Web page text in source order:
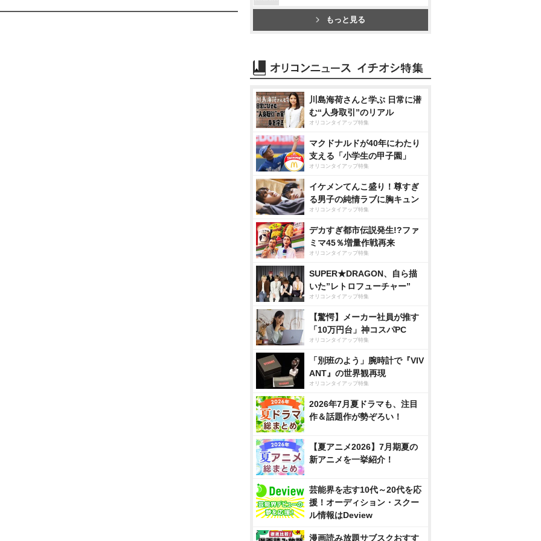
もっと見る
川島海荷さんと学ぶ 日常に潜
む“人身取引”のリアル
オリコンタイアップ特集
マクドナルドが40年にわたり
支える「小学生の甲子園」
オリコンタイアップ特集
イケメンてんこ盛り！尊すぎ
る男子の純情ラブに胸キュン
オリコンタイアップ特集
デカすぎ都市伝説発生!?ファ
ミマ45％増量作戦再来
オリコンタイアップ特集
SUPER★DRAGON、自ら描
いた”レトロフューチャー”
オリコンタイアップ特集
【驚愕】メーカー社員が推す
「10万円台」神コスパPC
オリコンタイアップ特集
「別班のよう」腕時計で『VIV
ANT』の世界観再現
オリコンタイアップ特集
2026年7月夏ドラマも、注目
作＆話題作が勢ぞろい！
【夏アニメ2026】7月期夏の
新アニメを一挙紹介！
芸能界を志す10代～20代を応
援！オーディション・スクー
ル情報はDeview
漫画読み放題サブスクおすす